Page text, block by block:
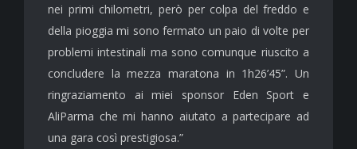
nei primi chilometri, però per colpa del freddo e
della pioggia mi sono fermato un paio di volte per
problemi intestinali ma sono comunque riuscito a
concludere la mezza maratona in 1h26’45”. Un
ringraziamento ai miei sponsor Eden Sport e
AliParma che mi hanno aiutato a partecipare ad
una gara così prestigiosa.”